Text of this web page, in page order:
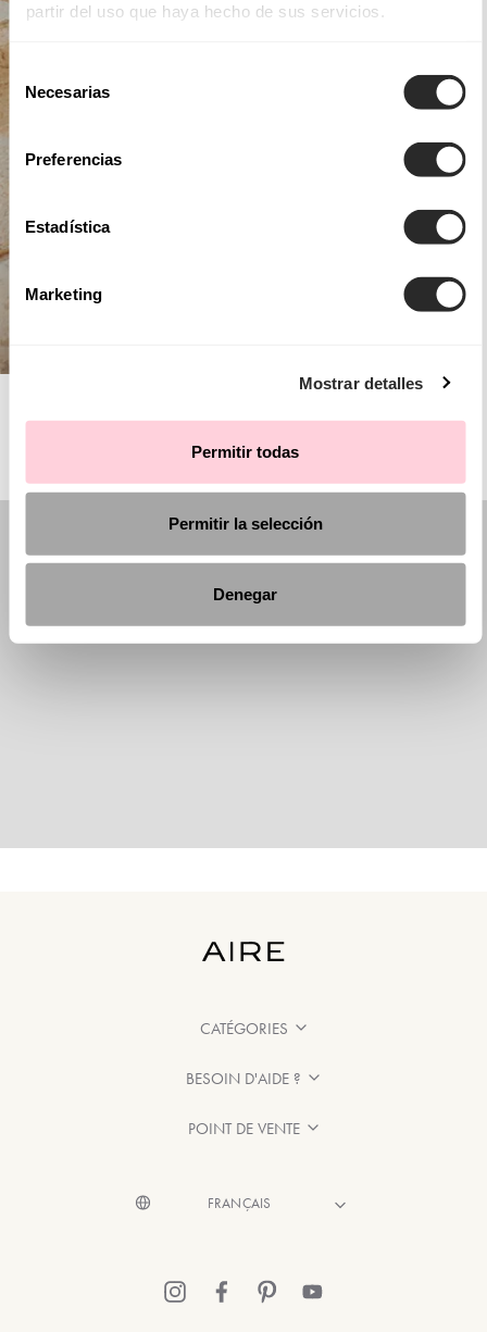
partir del uso que haya hecho de sus servicios.
Selección
Necesarias
Preferencias
Estadística
Marketing
Mostrar detalles
Permitir todas
Permitir la selección
Denegar
CATÉGORIES
BESOIN D'AIDE ?
POINT DE VENTE